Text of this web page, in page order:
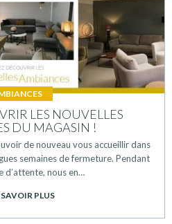
LES NOUVELLES
DU MAGASIN !
de nouveau vous accueillir dans
semaines de fermeture. Pendant
d’attente, nous en…
SAVOIR PLUS